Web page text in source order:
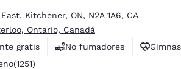
, Kitchener, ON, N2A 1A6, CA
Ontario, Canadá
gratis
No fumadores
estrellas. Bueno. 1251 reseñas
(1251)